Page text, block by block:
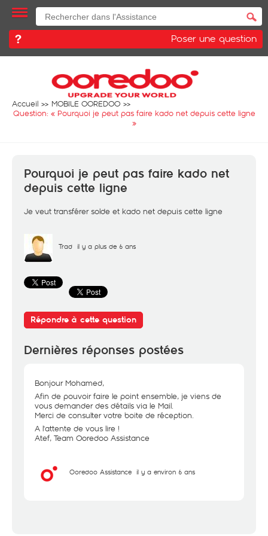
Poser une question
Accueil
MOBILE OOREDOO
Question: « Pourquoi je peut pas faire kado net depuis cette ligne
»
Pourquoi je peut pas faire kado net
depuis cette ligne
Je veut transférer solde et kado net depuis cette ligne
Trad il y a plus de 6 ans
Répondre à cette question
Dernières réponses postées
Bonjour Mohamed,
Afin de pouvoir faire le point ensemble, je viens de
vous demander des détails via le Mail.
Merci de consulter votre boite de réception.
A l'attente de vous lire !
Atef, Team Ooredoo Assistance
Ooredoo Assistance il y a environ 6 ans